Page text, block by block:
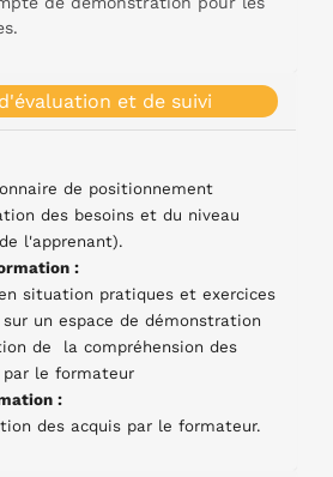
et de suivi
de positionnement
des besoins et du niveau
l'apprenant).
:
situation pratiques et exercices
sur un espace de démonstration
de la compréhension des
par le formateur
:
des acquis par le formateur.